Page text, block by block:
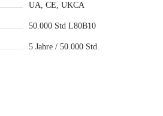
UA, CE, UKCA
50.000 Std L80B10
5 Jahre / 50.000 Std.